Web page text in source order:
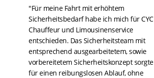
"Für meine Fahrt mit erhöhtem
Sicherheitsbedarf habe ich mich für CYC
Chauffeur und Limousinenservice
entschieden. Das Sicherheitsteam mit
entsprechend ausgearbeitetem, sowie
vorbereitetem Sicherheitskonzept sorgte
für einen reibungslosen Ablauf, ohne